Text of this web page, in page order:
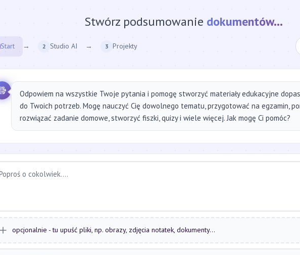
Stwórz podsumowanie strony
Start → 2 Studio AI → 3 Projekty
Odpowiem na wszystkie Twoje pytania i pomogę stworzyć materiały edukacyjne
do Twoich potrzeb. Mogę nauczyć Cię dowolnego tematu, przygotować na egzamin,
rozwiązać zadanie domowe, stworzyć fiszki, quizy i wiele więcej. Jak mogę Ci pomóc?
opcjonalnie - tu upuść pliki, np. obrazy, zdjęcia notatek, dokumenty...